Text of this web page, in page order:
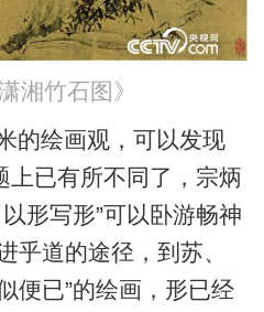
湘竹石图》
的绘画观，可以发现
上已有所不同了，宗炳
形写形”可以卧游畅神
乎道的途径，到苏、
便已”的绘画，形已经